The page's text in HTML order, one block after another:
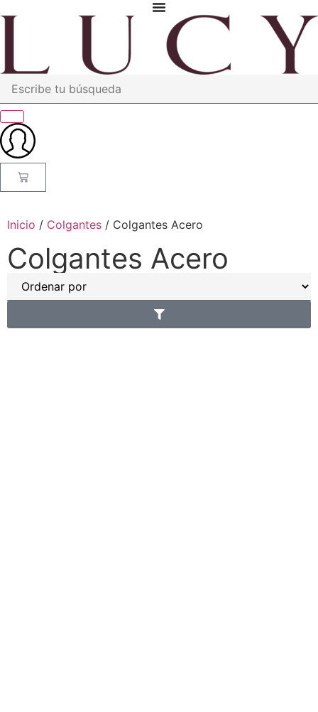
Inicio / Colgantes / Colgantes Acero
Colgantes Acero